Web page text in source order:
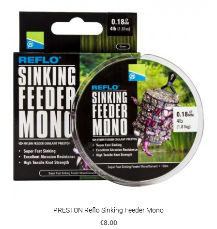
PRESTON Reflo Sinking Feeder Mono
€8.00